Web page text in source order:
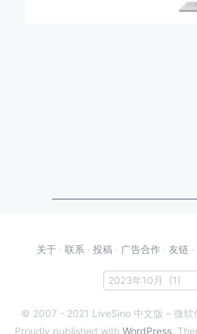
关于 · 联系 · 投稿 · 广告合作 · 友链 ·
© 2007 - 2021 LiveSino 中文版 – 微软
Proudly published with WordPress.